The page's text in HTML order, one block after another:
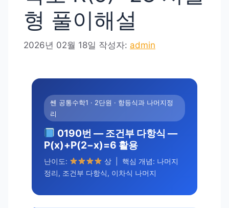
형 풀이해설
2026년 02월 18일 작성자: admin
쎈 공통수학1 · 2단원 · 항등식과 나머지정
리
0190번 — 조건부 다항식 —
P(x)+P(2−x)=6 활용
난이도:
상 | 핵심 개념: 나머지
정리, 조건부 다항식, 이차식 나머지